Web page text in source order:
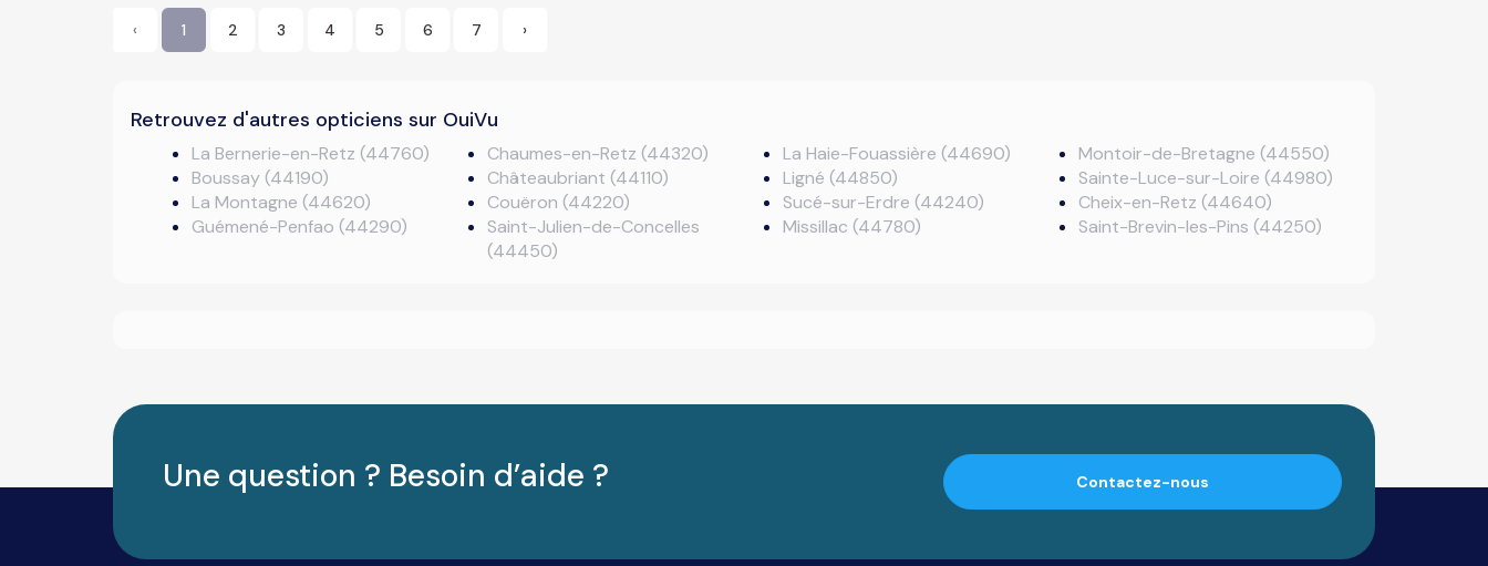
‹ 1 2 3 4 5 6 7 ›
Retrouvez d'autres opticiens sur OuiVu
La Bernerie-en-Retz (44760)
Boussay (44190)
La Montagne (44620)
Guémené-Penfao (44290)
Chaumes-en-Retz (44320)
Châteaubriant (44110)
Couëron (44220)
Saint-Julien-de-Concelles
(44450)
La Haie-Fouassière (44690)
Ligné (44850)
Sucé-sur-Erdre (44240)
Missillac (44780)
Montoir-de-Bretagne (44550)
Sainte-Luce-sur-Loire (44980)
Cheix-en-Retz (44640)
Saint-Brevin-les-Pins (44250)
Une question ? Besoin d’aide ? Contactez-nous